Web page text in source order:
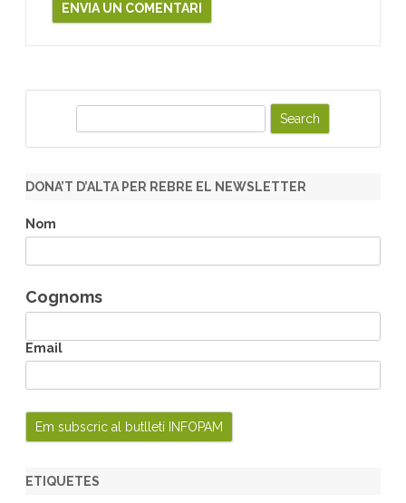
r
h
DONA’T D’ALTA PER REBRE EL NEWSLETTER
Nom
Cognoms
Email
ETIQUETES